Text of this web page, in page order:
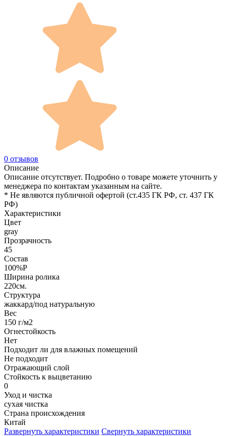
0 отзывов
Описание
Описание отсутствует. Подробно о товаре можете уточнить у
менеджера по контактам указанным на сайте.
* Не являются публичной офертой (ст.435 ГК РФ, cт. 437 ГК
РФ)
Характеристики
Цвет
gray
Прозрачность
45
Состав
100%P
Ширина ролика
220см.
Структура
жаккард/под натуральную
Вес
150 г/м2
Огнестойкость
Нет
Подходит ли для влажных помещений
Не подходит
Отражающий слой
Стойкость к выцветанию
0
Уход и чистка
сухая чистка
Страна происхождения
Китай
Развернуть характеристики Свернуть характеристики